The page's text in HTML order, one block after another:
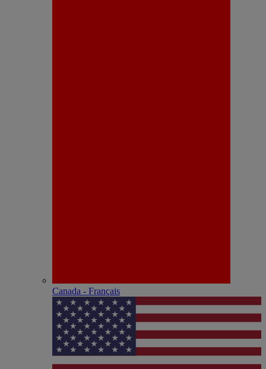
Canada - Français